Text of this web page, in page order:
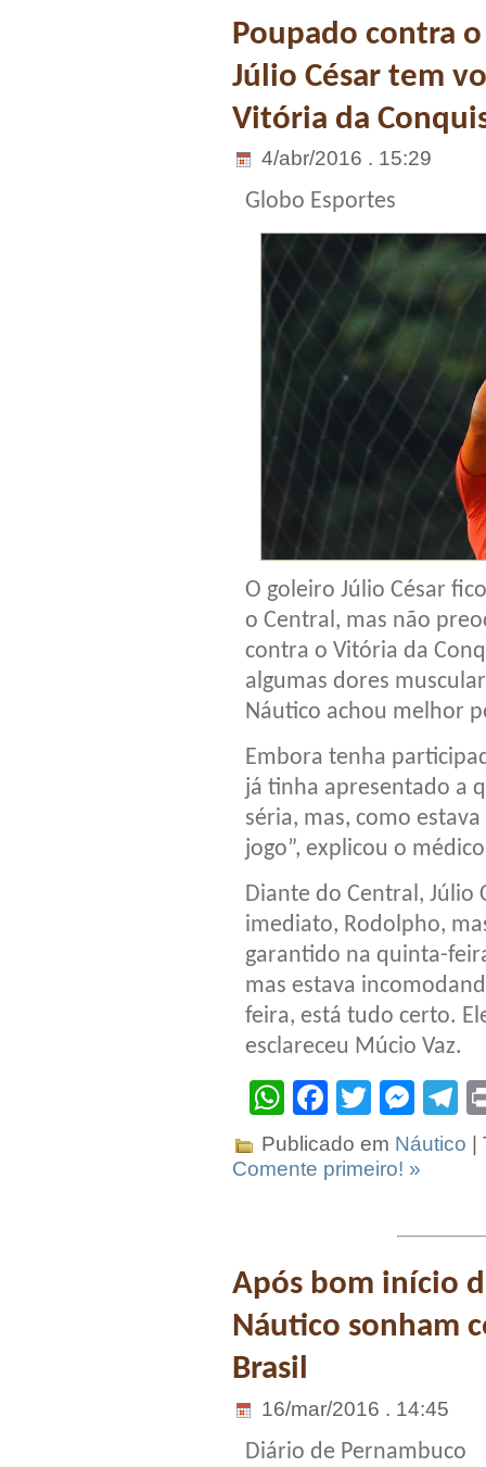
Poupado contra
Júlio César tem
Vitória da
4/abr/2016 . 15:29
Globo Esportes
O goleiro Júlio César
o Central, mas não
contra o Vitória da
algumas dores
Náutico achou melhor
Embora tenha
já tinha apresentado a
séria, mas, como
jogo”, explicou o
Diante do Central, Júlio
imediato, Rodolpho,
garantido na quinta-
mas estava
feira, está tudo certo.
esclareceu Múcio Vaz.
WhatsApp
Facebook
Twitter
Publicado em Náutico
Comente primeiro! »
Após bom início
Náutico sonham
Brasil
16/mar/2016 . 14:45
Diário de Pernambuco